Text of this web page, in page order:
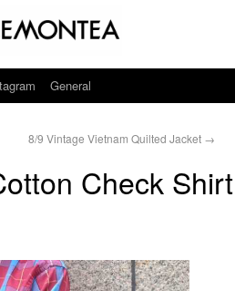
General
8/9 Vintage Vietnam Quilted Jacket →
Check Shirt